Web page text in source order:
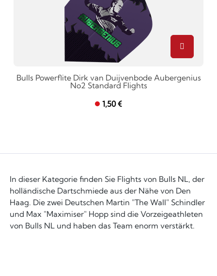
Bulls Powerflite Dirk van Duijvenbode Aubergenius
No2 Standard Flights
1,50 €
In dieser Kategorie finden Sie Flights von Bulls NL, der
holländische Dartschmiede aus der Nähe von Den
Haag. Die zwei Deutschen Martin "The Wall" Schindler
und Max "Maximiser" Hopp sind die Vorzeigeathleten
von Bulls NL und haben das Team enorm verstärkt.